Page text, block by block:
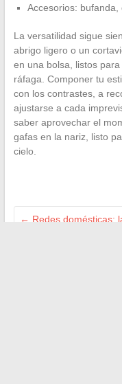
Accesorios:
La versatilidad sigue
abrigo ligero o un
en una bolsa, listos
ráfaga. Componer tu
con los contrastes, a
ajustarse a cada
saber aprovechar el
gafas en la nariz, listo
cielo.
← Redes domésticas: